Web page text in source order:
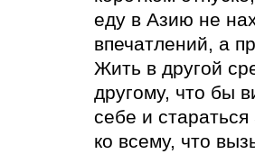
еду в Азию не
впечатлений, а
Жить в другой
другому, что бы
себе и
ко всему, что